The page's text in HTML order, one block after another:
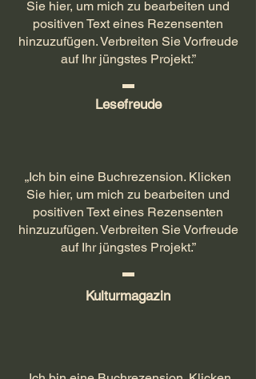
Sie hier, um mich zu bearbeiten und
positiven Text eines Rezensenten
hinzuzufügen. Verbreiten Sie Vorfreude
auf Ihr jüngstes Projekt.”
Lesefreude
„Ich bin eine Buchrezension. Klicken
Sie hier, um mich zu bearbeiten und
positiven Text eines Rezensenten
hinzuzufügen. Verbreiten Sie Vorfreude
auf Ihr jüngstes Projekt.”
Kulturmagazin